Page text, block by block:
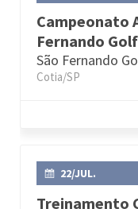
Campeonato
Fernando
São Fernando
Cotia/SP
22/JUL.
Treinamento